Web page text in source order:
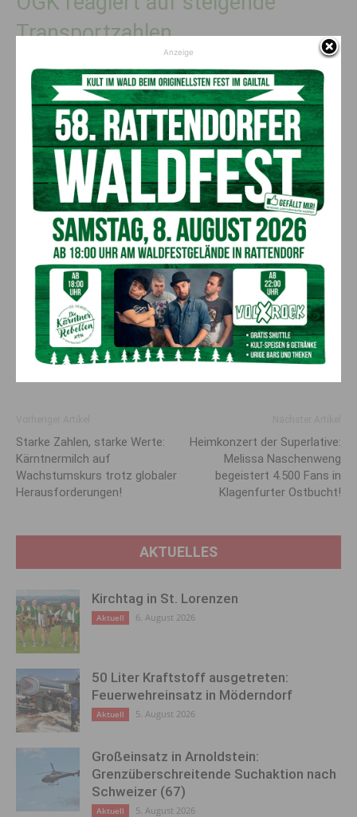
Transportzahlen
Mit dieser Maßnahme reagiert dieÖGKauf diesteigende
Anzahl von Transportleistungenim Bereich der
Krankenversorgung. Allein imJahr 2024wurden
österreichweit rund 2,8 Millionen Transportemit den
Blaulichtorganisationen durchgeführt. Hinzu kommen1,7
Millionen weitere Krankenbeförderungendurch
Transportunternehmen, die ebenfalls von der ÖGK bezahlt
werden. Der starke Anstieg bei den Krankentransporten
macht deutlich, dass Maßnahmen notwendig sind, um
sicherzustellen, dass diese medizinische Leistung weiterhin
jenen zur Verfügung steht, die sie aus medizinischen Gründen
benötigen. Krankentransporte dienen dergesundheitlichen
Versorgungund nicht der Verkürzung von Wartezeitenim
Krankenhaus. Die ÖGK setzt damit einen wichtigen Schritt zur
besseren Steuerung der Versorgungsströme. Die
Differenzierung zwischenzeitkritischen und planbaren
Transportenbringt Klarheit und stellt sicher, dass Ressourcen
dort eingesetzt werden, wo
Starke Zahlen, starke Werte:
Kärntnermilch auf
Wachstumskurs trotz globaler
Herausforderungen!
Heimkonzert der Superlative:
Melissa Naschenweng
begeistert 4.500 Fans in
Klagenfurter Ostbucht!
AKTUELLES
Kirchtag in St. Lorenzen
Aktuell 6. August 2026
50 Liter Kraftstoff ausgetreten:
Feuerwehreinsatz in Möderndorf
Aktuell 5. August 2026
Großeinsatz in Arnoldstein:
Grenzüberschreitende Suchaktion nach
Schweizer (67)
Aktuell 5. August 2026
Anzeige